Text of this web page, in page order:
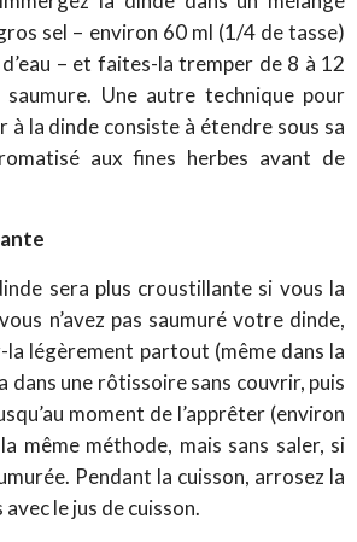
sel – environ 60 ml (1/4 de tasse)
– et faites-la tremper de 8 à 12
Une autre technique pour
à la dinde consiste à étendre sous sa
aux fines herbes avant de
sera plus croustillante si vous la
n’avez pas saumuré votre dinde,
la légèrement partout (même dans la
dans une rôtissoire sans couvrir, puis
moment de l’apprêter (environ
même méthode, mais sans saler, si
Pendant la cuisson, arrosez la
le jus de cuisson.